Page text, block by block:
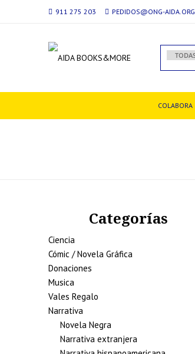
911 275 203 PEDIDOS@ONG-AIDA.ORG
COLABORA
Categorías
Ciencia
Cómic / Novela Gráfica
Donaciones
Musica
Vales Regalo
Narrativa
Novela Negra
Narrativa extranjera